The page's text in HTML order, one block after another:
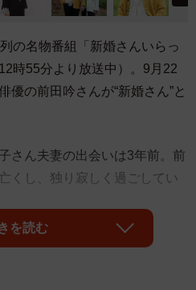
の名物番組「新婚さんいらっ
時55分より放送中）。9月22
優の前田吟さんが“新婚さん”と
さん夫妻の出会いは3年前。前
くし、独り寂しく過ごしてい
ってみるか！」と荻窪をフラ
を読む